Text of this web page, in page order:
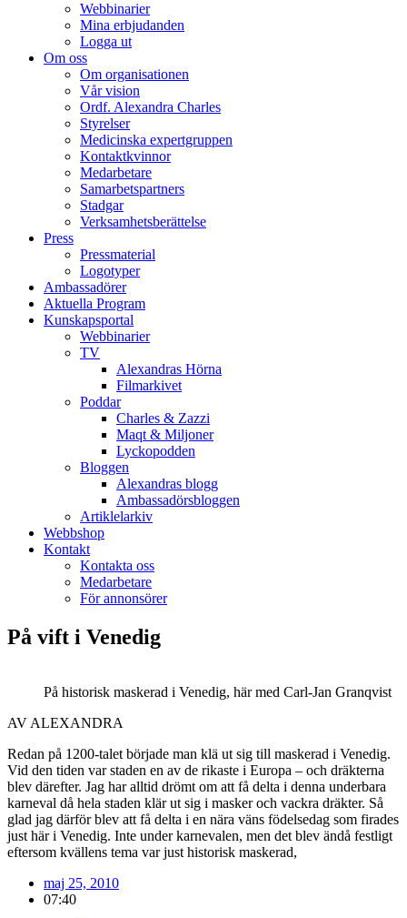
Webbinarier
Mina erbjudanden
Logga ut
Om oss
Om organisationen
Vår vision
Ordf. Alexandra Charles
Styrelser
Medicinska expertgruppen
Kontaktkvinnor
Medarbetare
Samarbetspartners
Stadgar
Verksamhetsberättelse
Press
Pressmaterial
Logotyper
Ambassadörer
Aktuella Program
Kunskapsportal
Webbinarier
TV
Alexandras Hörna
Filmarkivet
Poddar
Charles & Zazzi
Maqt & Miljoner
Lyckopodden
Bloggen
Alexandras blogg
Ambassadörsbloggen
Artiklelarkiv
Webbshop
Kontakt
Kontakta oss
Medarbetare
För annonsörer
På vift i Venedig
På historisk maskerad i Venedig, här med Carl-Jan Granqvist
AV ALEXANDRA
Redan på 1200-talet började man klä ut sig till maskerad i Venedig.
Vid den tiden var staden en av de rikaste i Europa – och dräkterna
blev därefter. Jag har alltid drömt om att få delta i denna underbara
karneval då hela staden klär ut sig i masker och vackra dräkter. Så
glad jag därför blev att få delta i en nära väns födelsedag som firades
just här i Venedig. Inte under karnevalen, men det blev ändå festligt
eftersom kvällens tema var just historisk maskerad,
maj 25, 2010
07:40